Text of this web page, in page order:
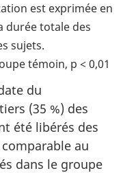
est exprimée en
durée totale des
sujets.
témoin, p < 0,01
du
(35 %) des
été libérés des
au
dans le groupe